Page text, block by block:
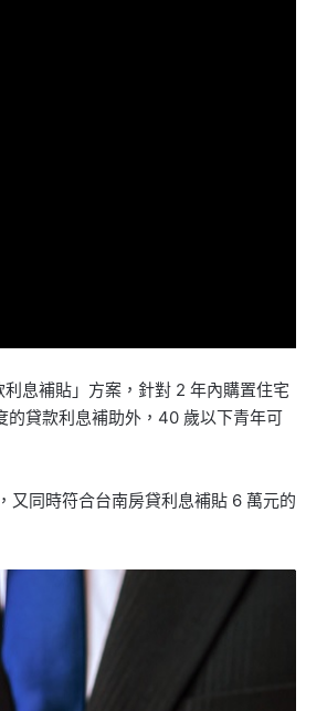
息補貼」方案，針對 2 年內購置住宅
的貸款利息補助外，40 歲以下青年可
又同時符合台南房貸利息補貼 6 萬元的